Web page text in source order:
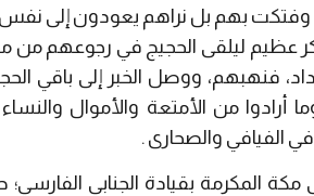
وفتكت بهم بل نراهم يعودون إلى
عظيم ليلقى الحجيج في رجوعهم من
فنهبهم، ووصل الخبر إلى باقي
أرادوا من الأمتعة والأموال
الفيافي والصحارى .
المكرمة بقيادة الجنابي